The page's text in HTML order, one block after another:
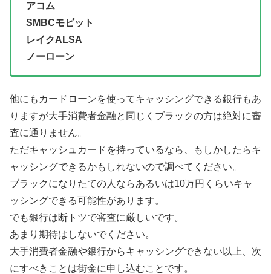
アコム
SMBCモビット
レイクALSA
ノーローン
他にもカードローンを使ってキャッシングできる銀行もあ
りますが大手消費者金融と同じくブラックの方は絶対に審
査に通りません。
ただキャッシュカードを持っているなら、もしかしたらキ
ャッシングできるかもしれないので調べてください。
ブラックになりたての人ならあるいは10万円くらいキャ
ッシングできる可能性があります。
でも銀行は断トツで審査に厳しいです。
あまり期待はしないでください。
大手消費者金融や銀行からキャッシングできない以上、次
にすべきことは街金に申し込むことです。